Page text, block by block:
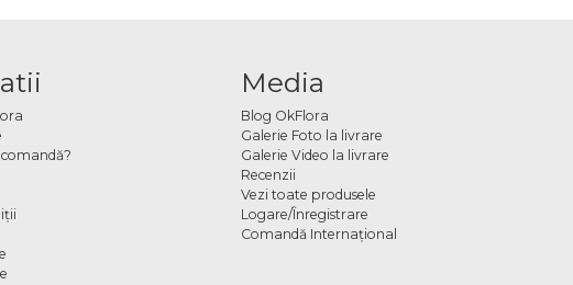
Media
Blog OkFlora
Galerie Foto la livrare
Galerie Video la livrare
Recenzii
Vezi toate produsele
Logare/Înregistrare
Comandă Internațional